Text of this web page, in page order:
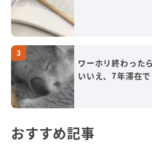
ワーホリ終わった
いいえ、7年滞在で
おすすめ記事